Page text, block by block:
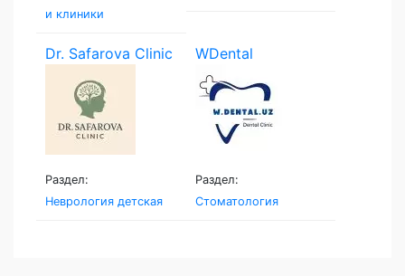
и клиники
Dr. Safarova Clinic
Раздел:
Неврология детская
WDental
Раздел:
Стоматология